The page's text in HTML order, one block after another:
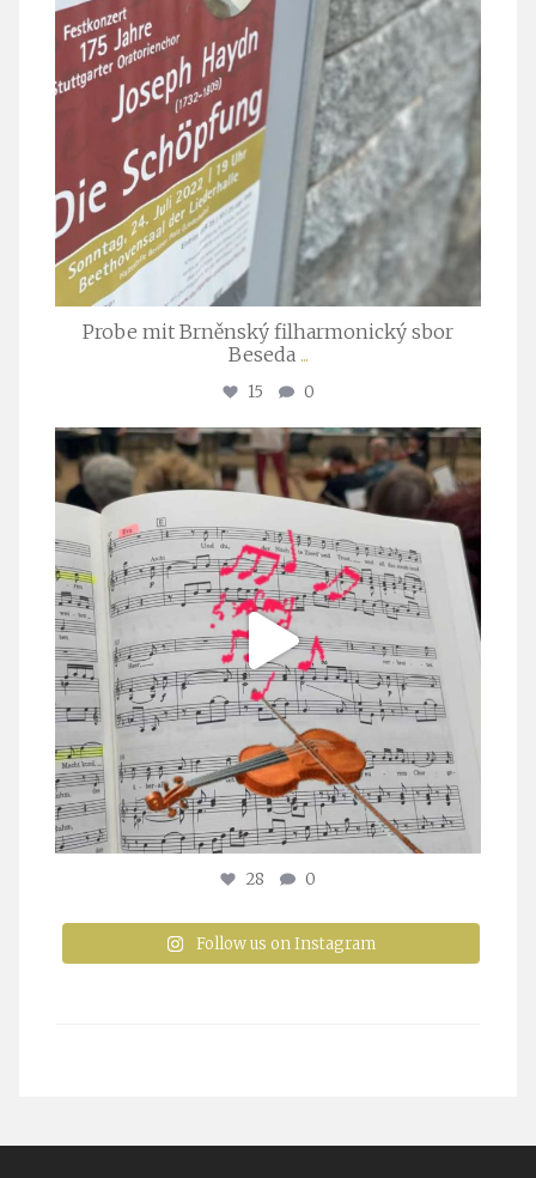
Probe mit Brněnský filharmonický sbor
Beseda ...
15 0
stuttgarter_oratorienchor
Juli 23
28 0
Follow us on Instagram